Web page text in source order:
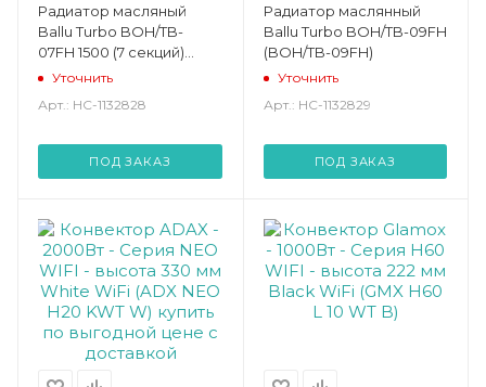
Радиатор масляный
Ballu Turbo BOH/TB-
07FH 1500 (7 секций)
(BOH/TB- 07FH 1500 (7
Уточнить
Арт.: НС-1132828
ПОД ЗАКАЗ
Радиатор маслянный
Ballu Turbo BOH/TB-09FH
(BOH/TB-09FH)
Уточнить
Арт.: НС-1132829
ПОД ЗАКАЗ